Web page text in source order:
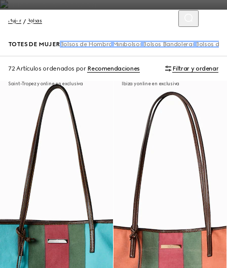
Mujer Bolsas
TOTES DE MUJERBolsos de Hombro Minibolsos Bolsos Bandoleras Bolsos de
72 Artículos ordenados por Recomendaciones Filtrar y ordenar
Saint-Tropez y online en exclusiva Ibiza y online en exclusiva